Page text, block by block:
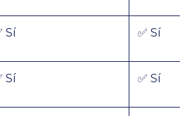
Sí ✅ Sí
Sí ✅ Sí